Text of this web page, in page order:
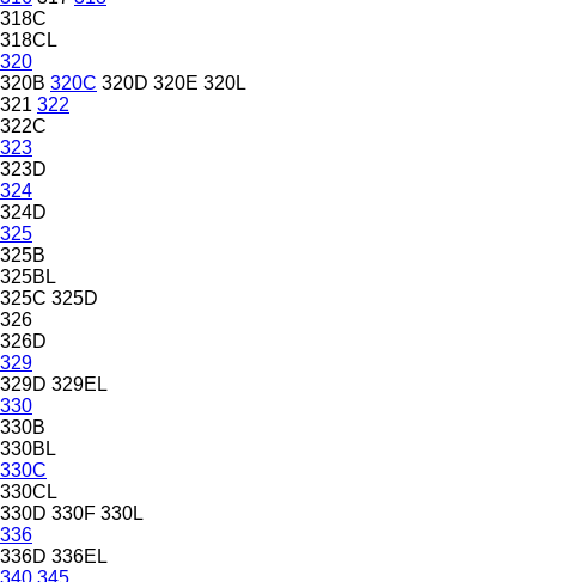
318C
318CL
320
320B 320C 320D 320E 320L
321 322
322C
323
323D
324
324D
325
325B
325BL
325C 325D
326
326D
329
329D 329EL
330
330B
330BL
330C
330CL
330D 330F 330L
336
336D 336EL
340 345